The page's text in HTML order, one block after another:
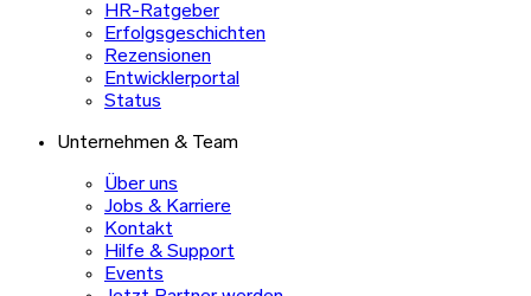
HR-Ratgeber
Erfolgsgeschichten
Rezensionen
Entwicklerportal
Status
Unternehmen & Team
Über uns
Jobs & Karriere
Kontakt
Hilfe & Support
Events